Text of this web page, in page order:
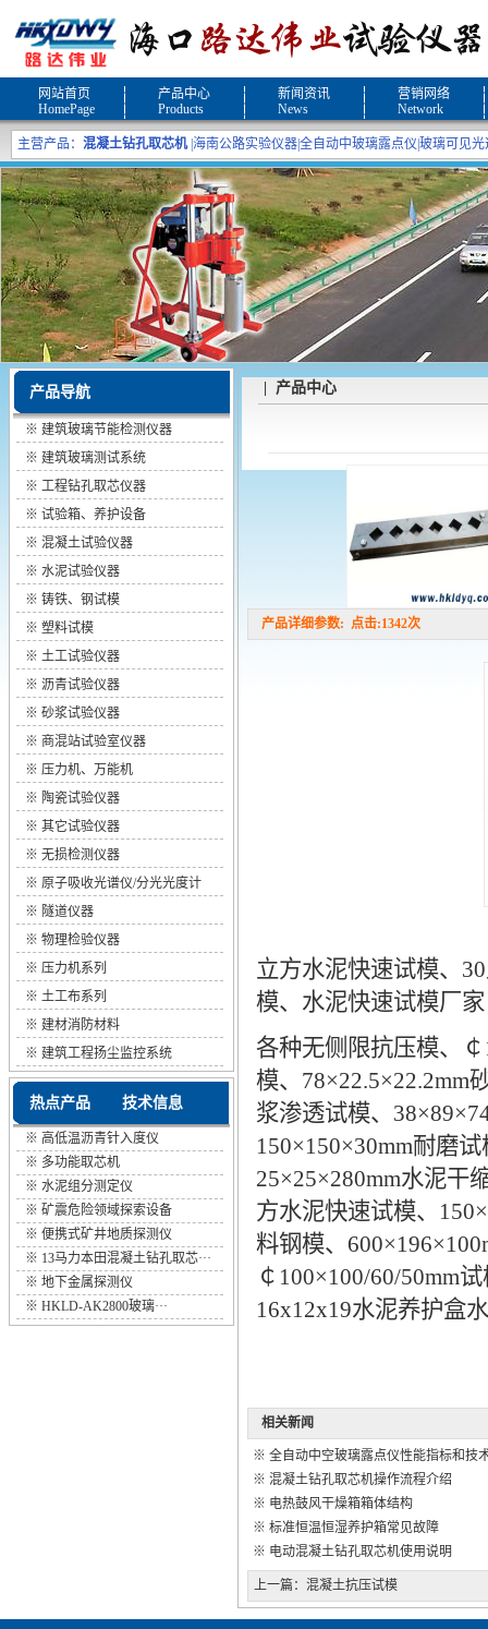
网站首页
HomePage
产品中心
Products
新闻资讯
News
营销网络
Network
主营产品： 混凝土钻孔取芯机| 海南公路实验仪器全自动中玻璃露点仪 玻璃可见
产品导航
※ 建筑玻璃节能检测仪器
※ 建筑玻璃测试系统
※ 工程钻孔取芯仪器
※ 试验箱、养护设备
※ 混凝土试验仪器
※ 水泥试验仪器
※ 铸铁、钢试模
※ 塑料试模
※ 土工试验仪器
※ 沥青试验仪器
※ 砂浆试验仪器
※ 商混站试验室仪器
※ 压力机、万能机
※ 陶瓷试验仪器
※ 其它试验仪器
※ 无损检测仪器
※ 原子吸收光谱仪/分光光度计
※ 隧道仪器
※ 物理检验仪器
※ 压力机系列
※ 土工布系列
※ 建材消防材料
※ 建筑工程扬尘监控系统
热点产品 技术信息
※ 高低温沥青针入度仪
※ 多功能取芯机
※ 水泥组分测定仪
※ 矿震危险领域探索设备
※ 便携式矿井地质探测仪
※ 13马力本田混凝土钻孔取芯···
※ 地下金属探测仪
※ HKLD-AK2800玻璃···
| 产品中心
产品详细参数: 点击:1342次
立方水泥快速试模、
模、水泥快速试模厂
各种无侧限抗压模、
模、78×22.5×22.2mm
浆渗透试模、
150×150×30mm耐磨
25×25×280mm水泥干
方水泥快速试模、
料钢模、
￠100×100/60/50mm
16x12x19水泥养护盒
相关新闻
※ 全自动中空玻璃露点仪性能指标和技
※ 混凝土钻孔取芯机操作流程介绍
※ 电热鼓风干燥箱箱体结构
※ 标准恒温恒湿养护箱常见故障
※ 电动混凝土钻孔取芯机使用说明
上一篇： 混凝土抗压试模